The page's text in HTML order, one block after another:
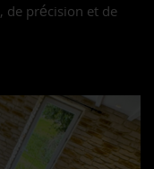
de précision et de